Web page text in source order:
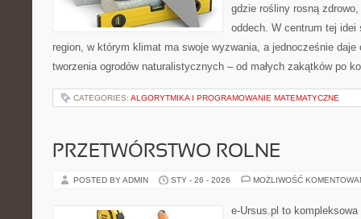
gdzie rośliny rosną
oddech. W centrum tej
region, w którym klimat ma swoje wyzwania, a jednocześnie daje
tworzenia ogrodów naturalistycznych – od małych zakątków po
CATEGORIES: ALGORYTMIKA I PROGRAMOWANIE MATEMATYCZNE
PRZETWÓRSTWO ROLNE
POSTED BY ADMIN STY - 26 - 2026 MOŻLIWOŚĆ
e-Ursus.pl to